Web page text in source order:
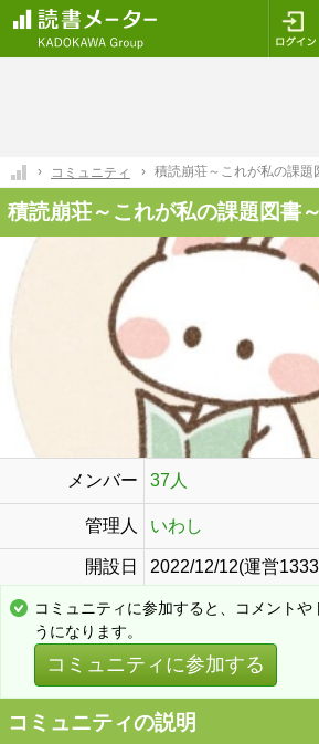
コミュニティ 積読崩荘～これが私の課題
積読崩荘～これが私の課題図書～
メンバー 37人
管理人 いわし
開設日 2022/12/12(運営
コミュニティに参加すると、コメントや
うになります。
コミュニティに参加する
コミュニティの説明